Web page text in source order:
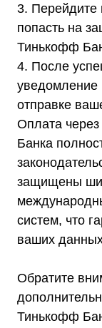
3. Перейдите
попасть на
Тинькофф
4. После
уведомление
отправке
Оплата
Банка
защищены
систем, что
ваших
Обратите
Тинькофф
Покупателям
О компании
Доставка
Гарантии
Акции
Статьи
Контакты
Условия
Реквизиты
Режим работы:
18:00
8 (800) 444-